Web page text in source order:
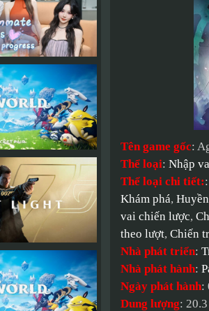
Tên game gốc:
Thể loại: Nhập
Thể loại chi tiết:
Khám phá,
vai chiến lược,
theo lượt, Chiến
Nhà phát triển:
Nhà phát hành:
Ngày phát hành:
Dung lượng: